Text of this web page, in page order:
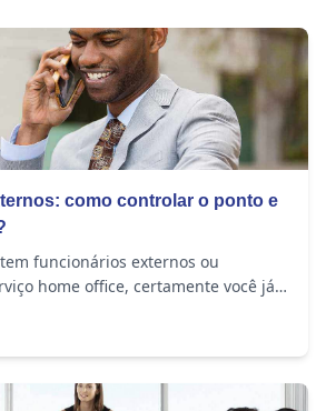
como controlar o ponto e
funcionários externos ou
home office, certamente você já